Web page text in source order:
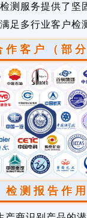
测服务提供了坚
足多行业客户检
作客户（部分
检测报告作用